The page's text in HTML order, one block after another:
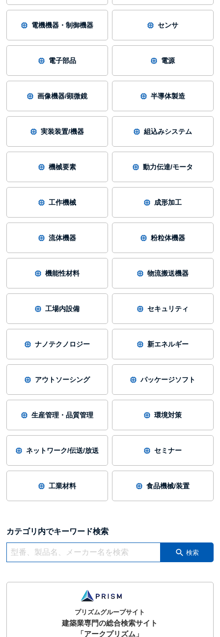
電機機器・制御機器 センサ
電子部品 電源
画像機器/顕微鏡 半導体製造
実装装置/機器 組込みシステム
機械要素 動力伝達/モータ
工作機械 成形加工
流体機器 粉粒体機器
機能性材料 物流搬送機器
工場内設備 セキュリティ
ナノテクノロジー 新エネルギー
アウトソーシング パッケージソフト
生産管理・品質管理 環境対策
ネットワーク/伝送/放送 セミナー
工業材料 食品機械/装置
カテゴリ内でキーワード検索
検索
プリズムグループサイト
建築業専門の総合検索サイト
「アークプリズム」